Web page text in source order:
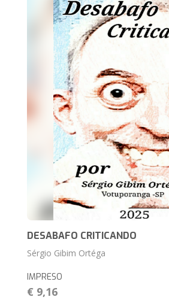
DESABAFO CRITICANDO
Sérgio Gibim Ortéga
IMPRESO
€ 9,16